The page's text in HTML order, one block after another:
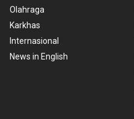
Olahraga
Karkhas
Internasional
News in English